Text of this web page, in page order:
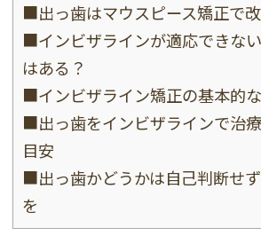
■出っ歯はマウスピース矯正で
■インビザラインが適応できな
はある？
■インビザライン矯正の基本的
■出っ歯をインビザラインで治
目安
■出っ歯かどうかは自己判断せ
を